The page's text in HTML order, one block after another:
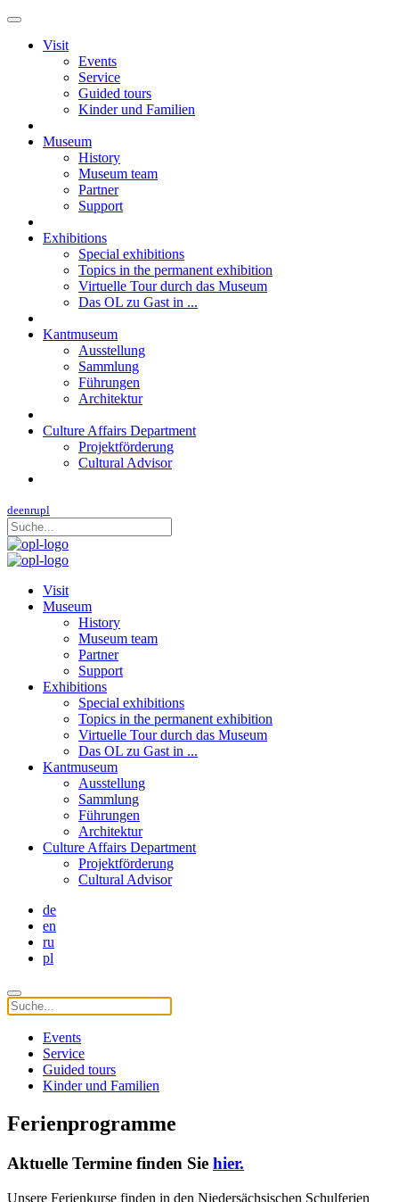
Visit
Events
Service
Guided tours
Kinder und Familien
Museum
History
Museum team
Partner
Support
Exhibitions
Special exhibitions
Topics in the permanent exhibition
Virtuelle Tour durch das Museum
Das OL zu Gast in ...
Kantmuseum
Ausstellung
Sammlung
Führungen
Architektur
Culture Affairs Department
Projektförderung
Cultural Advisor
deenrupl
Visit
Museum
History
Museum team
Partner
Support
Exhibitions
Special exhibitions
Topics in the permanent exhibition
Virtuelle Tour durch das Museum
Das OL zu Gast in ...
Kantmuseum
Ausstellung
Sammlung
Führungen
Architektur
Culture Affairs Department
Projektförderung
Cultural Advisor
de
en
ru
pl
Events
Service
Guided tours
Kinder und Familien
Ferienprogramme
Aktuelle Termine finden Sie hier.
Unsere Ferienkurse finden in den Niedersächsischen Schulferien